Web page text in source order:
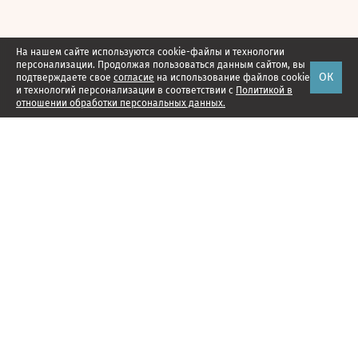
На нашем сайте используются cookie-файлы и технологии
персонализации. Продолжая пользоваться данным сайтом, вы
подтверждаете свое согласие на использование файлов cookie
и технологий персонализации в соответствии с Политикой в
отношении обработки персональных данных.
ОК